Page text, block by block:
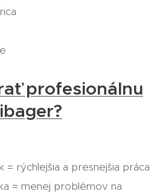
profesionálnu
= rýchlejšia a presnejšia práca
= menej problémov na